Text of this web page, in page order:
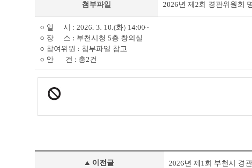
세
조
회
테
이
첨부파일 2026년 제2회 경관위원회
○ 일 시 : 2026. 3. 10.(화) 14:00~
○ 장 소 : 부천시청 5층 창의실
○ 참여위원 : 첨부파일 참고
○ 안 건 : 총2건
이전글 2026년 제1회 부천시 경